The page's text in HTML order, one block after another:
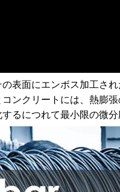
表面にエンボス加工さ
ンクリートには、熱膨
るにつれて最小限の微分